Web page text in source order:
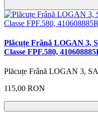
Plăcuțe Frână LOGAN 3,
Classe FPF.580,
Plăcuțe Frână LOGAN 3,
115,00 RON